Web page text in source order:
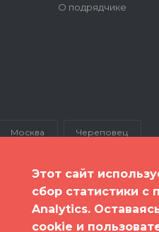
О подрядчике
Москва Череповец
и принадлежат ООО "Полимер
Этот сайт
сбор статистики
Analytics.
cookie и